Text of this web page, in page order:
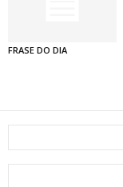
FRASE DO DIA